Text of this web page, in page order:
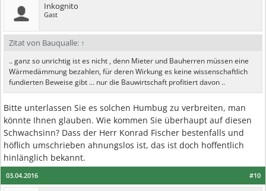
Inkognito
Gast
Zitat von Bauqualle: ↑
.. ganz so unrichtig ist es nicht , denn Mieter und Bauherren müssen eine
Wärmedämmung bezahlen, für deren Wirkung es keine wissenschaftlich
fundierten Beweise gibt ... nur die Bauwirtschaft profitiert davon ..
Bitte unterlassen Sie es solchen Humbug zu verbreiten, man
könnte Ihnen glauben. Wie kommen Sie überhaupt auf diesen
Schwachsinn? Dass der Herr Konrad Fischer bestenfalls und
höflich umschrieben ahnungslos ist, das ist doch hoffentlich
hinlänglich bekannt.
#10
03.04.2016